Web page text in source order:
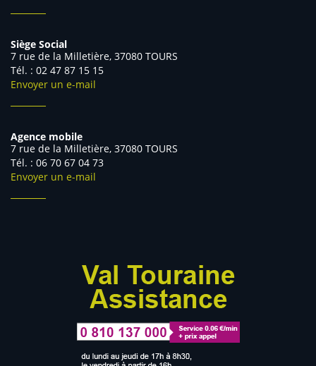
Siège Social
7 rue de la Milletière, 37080 TOURS
Tél. : 02 47 87 15 15
Envoyer un e-mail
Agence mobile
7 rue de la Milletière, 37080 TOURS
Tél. : 06 70 67 04 73
Envoyer un e-mail